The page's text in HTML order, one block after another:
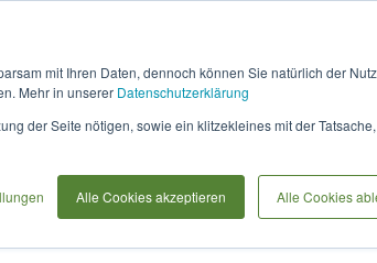
mit Ihren Daten, dennoch können Sie natürlich der
Mehr in unserer Datenschutzerklärung
der Seite nötigen, sowie ein klitzekleines mit der
Alle Cookies akzeptieren Alle Cookies
it